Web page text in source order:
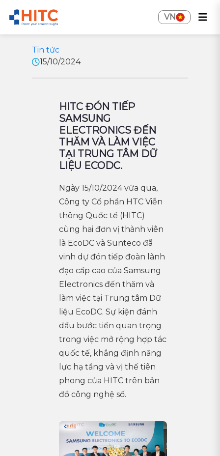
VN
Tin tức
15/10/2024
HITC ĐÓN TIẾP
SAMSUNG
ELECTRONICS ĐẾN
THĂM VÀ LÀM VIỆC
TẠI TRUNG TÂM DỮ
LIỆU ECODC.
Ngày 15/10/2024 vừa qua,
Công ty Cổ phần HTC Viễn
thông Quốc tế (HITC)
cùng hai đơn vị thành viên
là EcoDC và Sunteco đã
vinh dự đón tiếp đoàn lãnh
đạo cấp cao của Samsung
Electronics đến thăm và
làm việc tại Trung tâm Dữ
liệu EcoDC. Sự kiện đánh
dấu bước tiến quan trọng
trong việc mở rộng hợp tác
quốc tế, khẳng định năng
lực hạ tầng và vị thế tiên
phong của HITC trên bản
đồ công nghệ số.